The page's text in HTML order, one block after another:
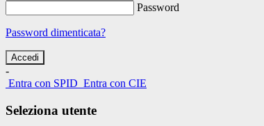
Password
Password dimenticata?
-
Entra con SPID Entra con CIE
Seleziona utente